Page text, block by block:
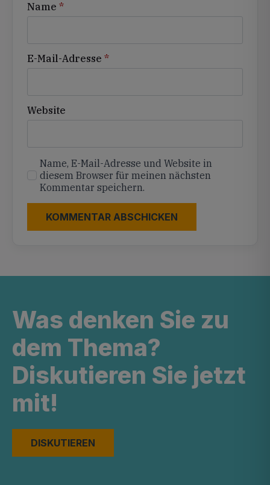
Name *
E-Mail-Adresse *
Website
Name, E-Mail-Adresse und Website in
diesem Browser für meinen nächsten
Kommentar speichern.
Was denken Sie zu
dem Thema?
Diskutieren Sie jetzt
mit!
DISKUTIEREN